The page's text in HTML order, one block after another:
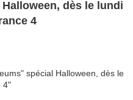
dès le lundi
4